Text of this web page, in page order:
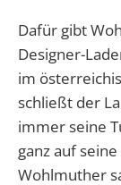
Dafür gibt
Designer-
im
schließt der
immer seine
ganz auf
Wohlmuther